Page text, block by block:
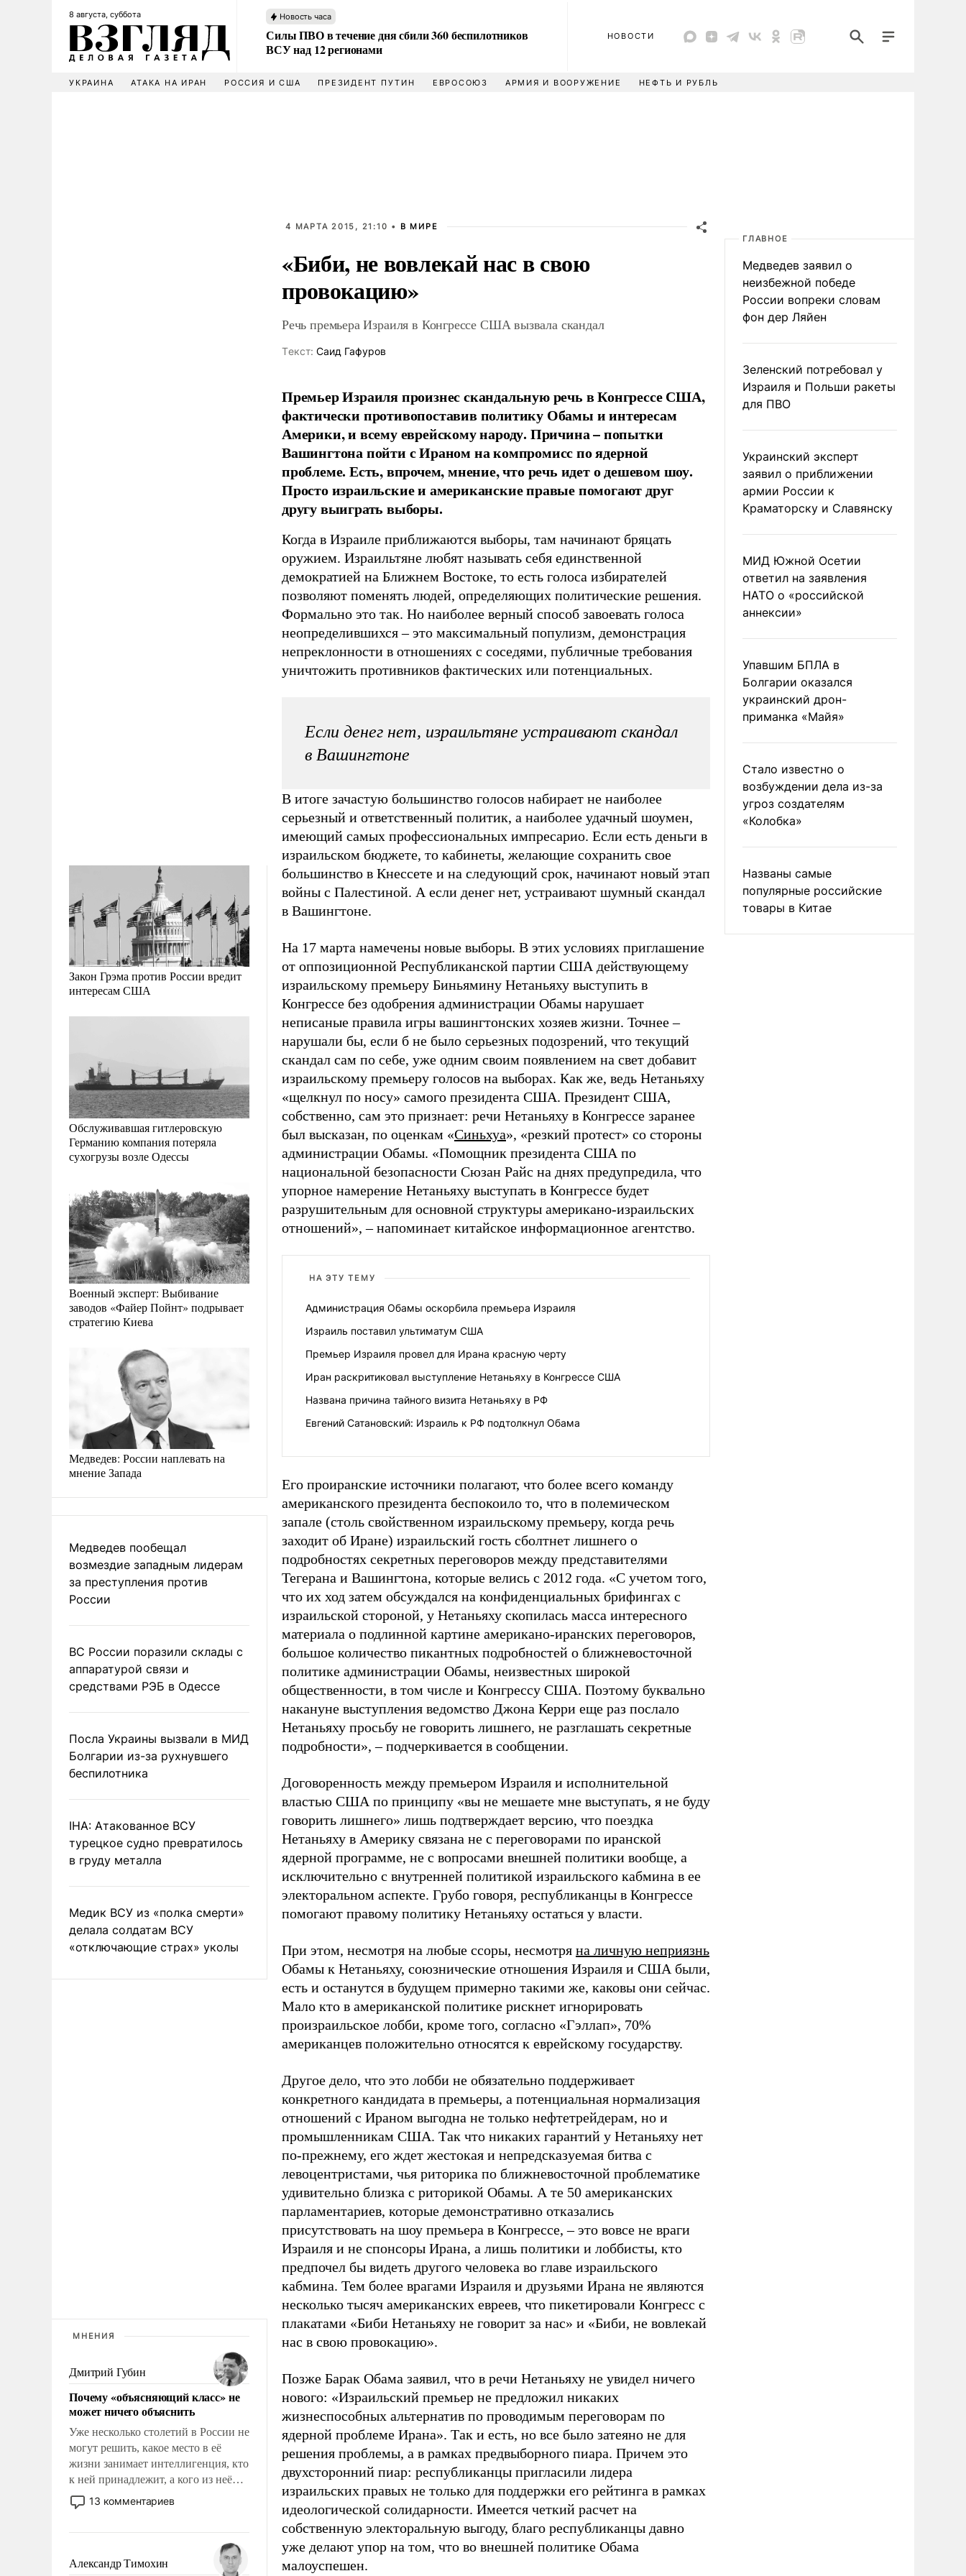
8 августа, суббота Новость часа
Силы ПВО в течение дня сбили 360 беспилотников
ВСУ над 12 регионами
НОВОСТИ
УКРАИНА АТАКА НА ИРАН РОССИЯ И США ПРЕЗИДЕНТ ПУТИН ЕВРОСОЮЗ АРМИЯ И ВООРУЖЕНИЕ НЕФТЬ И РУБЛЬ
Закон Грэма против России вредит
интересам США
Обслуживавшая гитлеровскую
Германию компания потеряла
сухогрузы возле Одессы
Военный эксперт: Выбивание
заводов «Файер Пойнт» подрывает
стратегию Киева
Медведев: России наплевать на
мнение Запада
Медведев пообещал
возмездие западным лидерам
за преступления против
России
ВС России поразили склады с
аппаратурой связи и
средствами РЭБ в Одессе
Посла Украины вызвали в МИД
Болгарии из-за рухнувшего
беспилотника
IHA: Атакованное ВСУ
турецкое судно превратилось
в груду металла
Медик ВСУ из «полка смерти»
делала солдатам ВСУ
«отключающие страх» уколы
МНЕНИЯ
Дмитрий Губин
Почему «объясняющий класс» не
может ничего объяснить
Уже несколько столетий в России не
могут решить, какое место в её
жизни занимает интеллигенция, кто
к ней принадлежит, а кого из неё
исключили с правом
восстановления и без оного. И чем
казалось, что эти вопросы решены
13 комментариев
Александр Тимохин
4 МАРТА 2015, 21:10 • В МИРЕ
«Биби, не вовлекай нас в свою
провокацию»
Речь премьера Израиля в Конгрессе США вызвала скандал
Tекст: Саид Гафуров
Премьер Израиля произнес скандальную речь в Конгрессе США,
фактически противопоставив политику Обамы и интересам
Америки, и всему еврейскому народу. Причина – попытки
Вашингтона пойти с Ираном на компромисс по ядерной
проблеме. Есть, впрочем, мнение, что речь идет о дешевом шоу.
Просто израильские и американские правые помогают друг
другу выиграть выборы.
Когда в Израиле приближаются выборы, там начинают бряцать
оружием. Израильтяне любят называть себя единственной
демократией на Ближнем Востоке, то есть голоса избирателей
позволяют поменять людей, определяющих политические решения.
Формально это так. Но наиболее верный способ завоевать голоса
неопределившихся – это максимальный популизм, демонстрация
непреклонности в отношениях с соседями, публичные требования
уничтожить противников фактических или потенциальных.
Если денег нет, израильтяне устраивают скандал
в Вашингтоне
В итоге зачастую большинство голосов набирает не наиболее
серьезный и ответственный политик, а наиболее удачный шоумен,
имеющий самых профессиональных импресарио. Если есть деньги в
израильском бюджете, то кабинеты, желающие сохранить свое
большинство в Кнессете и на следующий срок, начинают новый этап
войны с Палестиной. А если денег нет, устраивают шумный скандал
в Вашингтоне.
На 17 марта намечены новые выборы. В этих условиях приглашение
от оппозиционной Республиканской партии США действующему
израильскому премьеру Биньямину Нетаньяху выступить в
Конгрессе без одобрения администрации Обамы нарушает
неписаные правила игры вашингтонских хозяев жизни. Точнее –
нарушали бы, если б не было серьезных подозрений, что текущий
скандал сам по себе, уже одним своим появлением на свет добавит
израильскому премьеру голосов на выборах. Как же, ведь Нетаньяху
«щелкнул по носу» самого президента США. Президент США,
собственно, сам это признает: речи Нетаньяху в Конгрессе заранее
был высказан, по оценкам «Синьхуа», «резкий протест» со стороны
администрации Обамы. «Помощник президента США по
национальной безопасности Сюзан Райс на днях предупредила, что
упорное намерение Нетаньяху выступать в Конгрессе будет
разрушительным для основной структуры американо-израильских
отношений», – напоминает китайское информационное агентство.
НА ЭТУ ТЕМУ
Администрация Обамы оскорбила премьера Израиля
Израиль поставил ультиматум США
Премьер Израиля провел для Ирана красную черту
Иран раскритиковал выступление Нетаньяху в Конгрессе США
Названа причина тайного визита Нетаньяху в РФ
Евгений Сатановский: Израиль к РФ подтолкнул Обама
Его проиранские источники полагают, что более всего команду
американского президента беспокоило то, что в полемическом
запале (столь свойственном израильскому премьеру, когда речь
заходит об Иране) израильский гость сболтнет лишнего о
подробностях секретных переговоров между представителями
Тегерана и Вашингтона, которые велись с 2012 года. «С учетом того,
что их ход затем обсуждался на конфиденциальных брифингах с
израильской стороной, у Нетаньяху скопилась масса интересного
материала о подлинной картине американо-иранских переговоров,
большое количество пикантных подробностей о ближневосточной
политике администрации Обамы, неизвестных широкой
общественности, в том числе и Конгрессу США. Поэтому буквально
накануне выступления ведомство Джона Керри еще раз послало
Нетаньяху просьбу не говорить лишнего, не разглашать секретные
подробности», – подчеркивается в сообщении.
Договоренность между премьером Израиля и исполнительной
властью США по принципу «вы не мешаете мне выступать, я не буду
говорить лишнего» лишь подтверждает версию, что поездка
Нетаньяху в Америку связана не с переговорами по иранской
ядерной программе, не с вопросами внешней политики вообще, а
исключительно с внутренней политикой израильского кабмина в ее
электоральном аспекте. Грубо говоря, республиканцы в Конгрессе
помогают правому политику Нетаньяху остаться у власти.
При этом, несмотря на любые ссоры, несмотря на личную неприязнь
Обамы к Нетаньяху, союзнические отношения Израиля и США были,
есть и останутся в будущем примерно такими же, каковы они сейчас.
Мало кто в американской политике рискнет игнорировать
произраильское лобби, кроме того, согласно «Гэллап», 70%
американцев положительно относятся к еврейскому государству.
Другое дело, что это лобби не обязательно поддерживает
конкретного кандидата в премьеры, а потенциальная нормализация
отношений с Ираном выгодна не только нефтетрейдерам, но и
промышленникам США. Так что никаких гарантий у Нетаньяху нет
по-прежнему, его ждет жестокая и непредсказуемая битва с
левоцентристами, чья риторика по ближневосточной проблематике
удивительно близка с риторикой Обамы. А те 50 американских
парламентариев, которые демонстративно отказались
присутствовать на шоу премьера в Конгрессе, – это вовсе не враги
Израиля и не спонсоры Ирана, а лишь политики и лоббисты, кто
предпочел бы видеть другого человека во главе израильского
кабмина. Тем более врагами Израиля и друзьями Ирана не являются
несколько тысяч американских евреев, что пикетировали Конгресс с
плакатами «Биби Нетаньяху не говорит за нас» и «Биби, не вовлекай
нас в свою провокацию».
Позже Барак Обама заявил, что в речи Нетаньяху не увидел ничего
нового: «Израильский премьер не предложил никаких
жизнеспособных альтернатив по проводимым переговорам по
ядерной проблеме Ирана». Так и есть, но все было затеяно не для
решения проблемы, а в рамках предвыборного пиара. Причем это
двухсторонний пиар: республиканцы пригласили лидера
израильских правых не только для поддержки его рейтинга в рамках
идеологической солидарности. Имеется четкий расчет на
собственную электоральную выгоду, благо республиканцы давно
уже делают упор на том, что во внешней политике Обама
малоуспешен.
ГЛАВНОЕ
Медведев заявил о
неизбежной победе
России вопреки словам
фон дер Ляйен
Зеленский потребовал у
Израиля и Польши ракеты
для ПВО
Украинский эксперт
заявил о приближении
армии России к
Краматорску и Славянску
МИД Южной Осетии
ответил на заявления
НАТО о «российской
аннексии»
Упавшим БПЛА в
Болгарии оказался
украинский дрон-
приманка «Майя»
Стало известно о
возбуждении дела из-за
угроз создателям
«Колобка»
Названы самые
популярные российские
товары в Китае